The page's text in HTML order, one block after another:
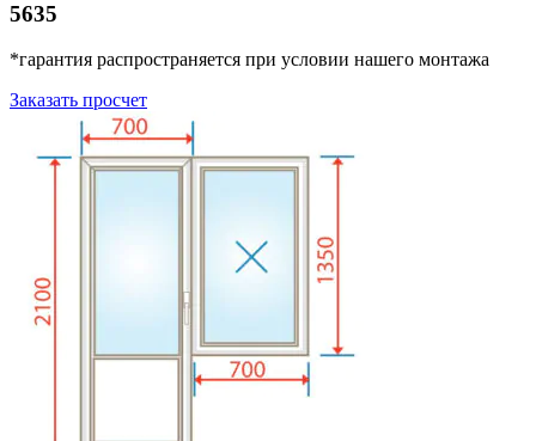
5635
*гарантия распространяется при условии нашего монтажа
Заказать просчет